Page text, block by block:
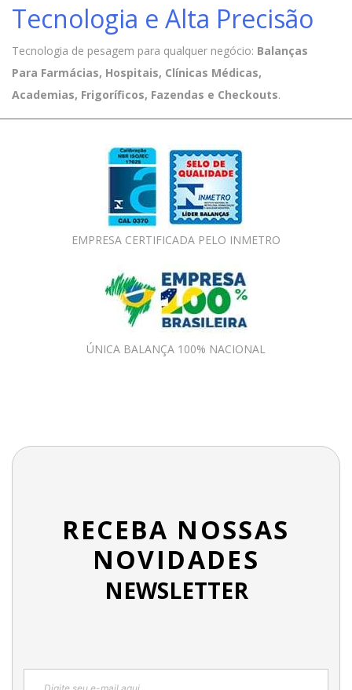
Tecnologia e Alta Precisão
Tecnologia de pesagem para qualquer negócio: Balanças
Para Farmácias, Hospitais, Clínicas Médicas,
Academias, Frigoríficos, Fazendas e Checkouts.
EMPRESA CERTIFICADA PELO INMETRO
ÚNICA BALANÇA 100% NACIONAL
RECEBA NOSSAS
NOVIDADES
NEWSLETTER